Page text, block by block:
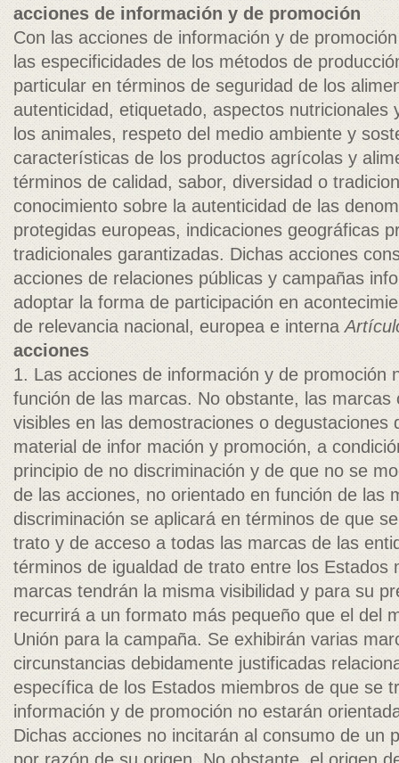
acciones de información y de promoción
Con las acciones de información y de
las especificidades de los métodos de
particular en términos de seguridad de los
autenticidad, etiquetado, aspectos nutricionales
los animales, respeto del medio ambiente y
características de los productos agrícolas y
términos de calidad, sabor, diversidad o
conocimiento sobre la autenticidad de las
protegidas europeas, indicaciones geográficas
tradicionales garantizadas. Dichas acciones
acciones de relaciones públicas y campañas
adoptar la forma de participación en
de relevancia nacional, europea e interna­
acciones
1. Las acciones de información y de promoción
función de las marcas. No obstante, las marcas
visibles en las demostraciones o degustaciones
material de infor­ mación y promoción, a
principio de no discriminación y de que no se
de las acciones, no orientado en función de las
discriminación se aplicará en términos de que
trato y de acceso a todas las marcas de las
términos de igualdad de trato entre los Estados
marcas tendrán la misma visibilidad y para su
recurrirá a un formato más pequeño que el del
Unión para la campaña. Se exhibirán varias
circunstancias debidamente justificadas
específica de los Estados miembros de que se
información y de promoción no estarán
Dichas acciones no incitarán al consumo de un